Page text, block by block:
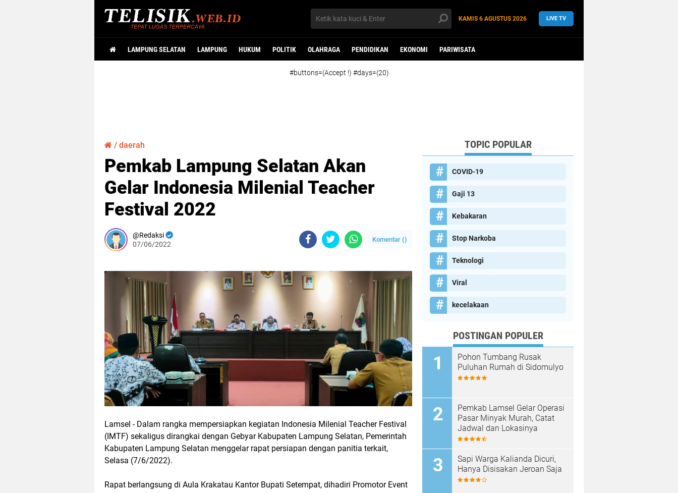
KAMIS 6 AGUSTUS 2026 LIVE TV
LAMPUNG SELATAN LAMPUNG HUKUM POLITIK OLAHRAGA PENDIDIKAN EKONOMI PARIWISATA
#buttons=(Accept !) #days=(20)
/ daerah
Pemkab Lampung Selatan Akan
Gelar Indonesia Milenial Teacher
Festival 2022
Redaksi
07/06/2022
Komentar ()
Lamsel - Dalam rangka mempersiapkan kegiatan Indonesia Milenial Teacher Festival
(IMTF) sekaligus dirangkai dengan Gebyar Kabupaten Lampung Selatan, Pemerintah
Kabupaten Lampung Selatan menggelar rapat persiapan dengan panitia terkait,
Selasa (7/6/2022).
Rapat berlangsung di Aula Krakatau Kantor Bupati Setempat, dihadiri Promotor Event
TOPIC POPULAR
COVID-19
Gaji 13
Kebakaran
Stop Narkoba
Teknologi
Viral
kecelakaan
POSTINGAN POPULER
Pohon Tumbang Rusak
Puluhan Rumah di Sidomulyo
Pemkab Lamsel Gelar Operasi
Pasar Minyak Murah, Catat
Jadwal dan Lokasinya
Sapi Warga Kalianda Dicuri,
Hanya Disisakan Jeroan Saja